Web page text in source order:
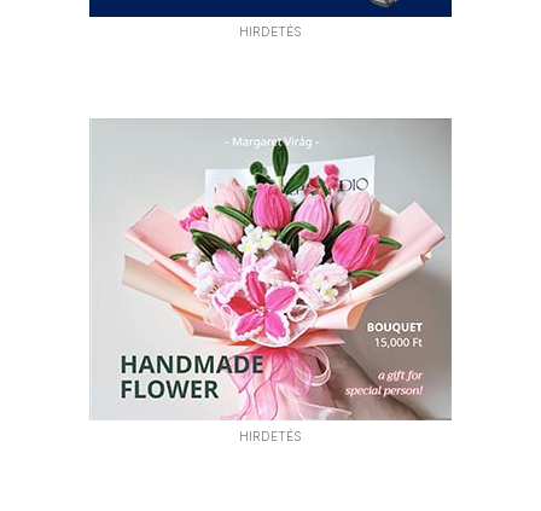
HIRDETÉS
HIRDETÉS